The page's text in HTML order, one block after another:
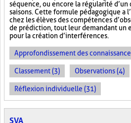
séquence, ou encore la régularité
saisons. Cette formule pédagogique a
chez les élèves des compétences
de prédiction, tout leur demandant un
pour la création d’interférences.
Approfondissement des
Classement (3) Observations (4)
Réflexion individuelle (31)
SVA